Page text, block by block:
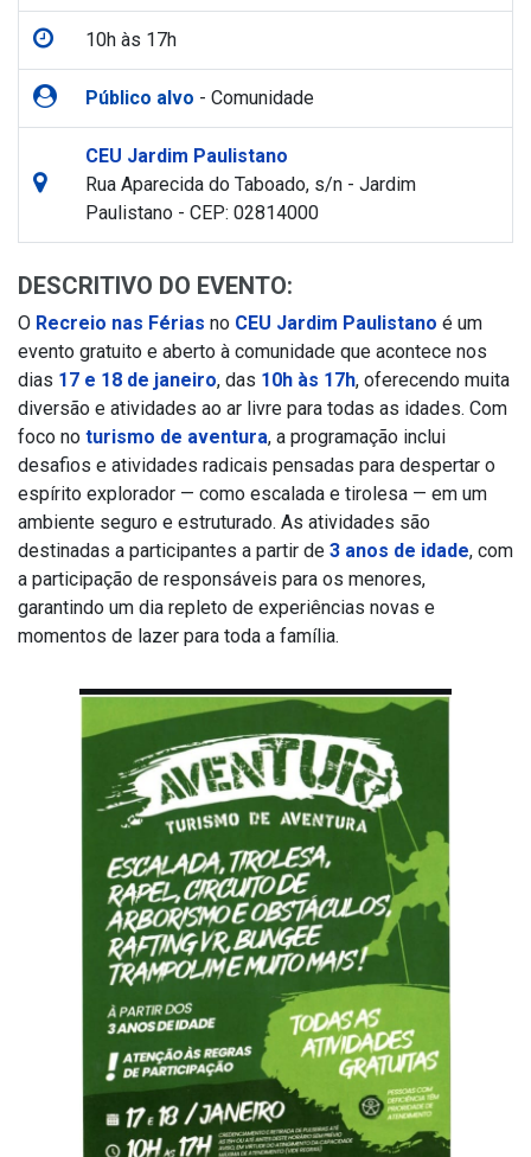
10h às 17h
Público alvo - Comunidade
CEU Jardim Paulistano
Rua Aparecida do Taboado, s/n - Jardim
Paulistano - CEP: 02814000
DESCRITIVO DO EVENTO:
O Recreio nas Férias no CEU Jardim Paulistano é um
evento gratuito e aberto à comunidade que acontece nos
dias 17 e 18 de janeiro, das 10h às 17h, oferecendo muita
diversão e atividades ao ar livre para todas as idades. Com
foco no turismo de aventura, a programação inclui
desafios e atividades radicais pensadas para despertar o
espírito explorador — como escalada e tirolesa — em um
ambiente seguro e estruturado. As atividades são
destinadas a participantes a partir de 3 anos de idade, com
a participação de responsáveis para os menores,
garantindo um dia repleto de experiências novas e
momentos de lazer para toda a família.